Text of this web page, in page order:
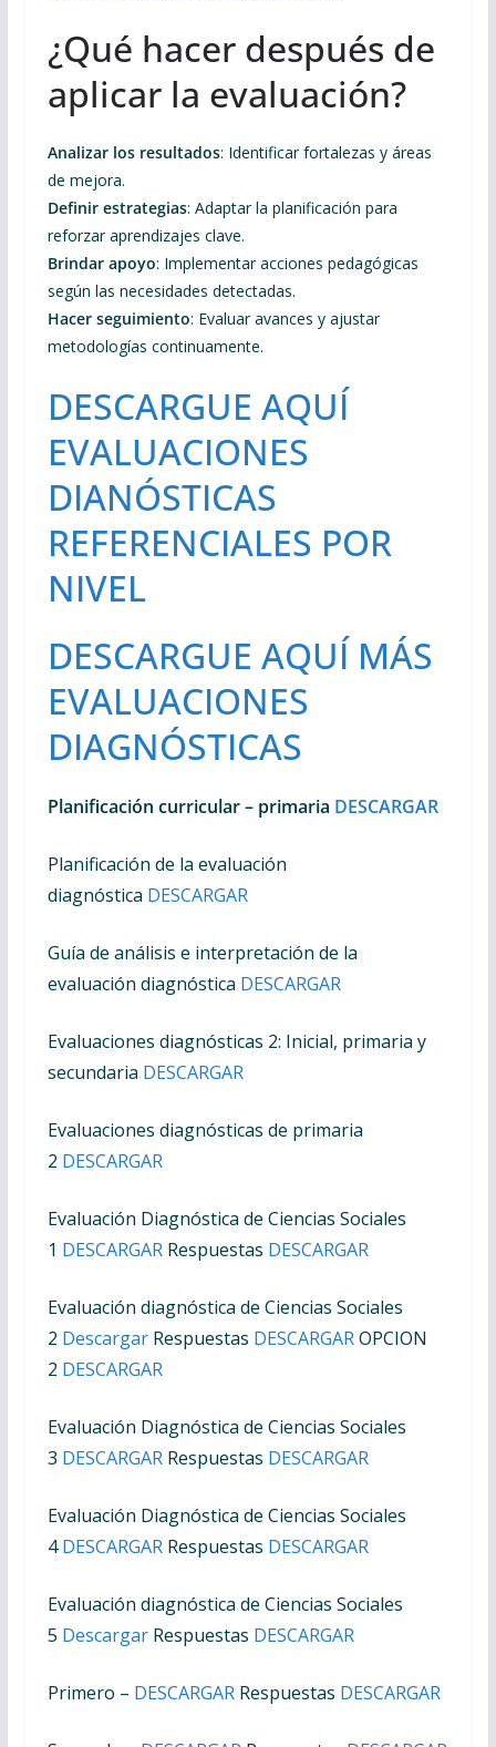
¿Qué hacer después de
aplicar la evaluación?
Analizar los resultados: Identificar fortalezas y áreas
de mejora.
Definir estrategias: Adaptar la planificación para
reforzar aprendizajes clave.
Brindar apoyo: Implementar acciones pedagógicas
según las necesidades detectadas.
Hacer seguimiento: Evaluar avances y ajustar
metodologías continuamente.
DESCARGUE AQUÍ
EVALUACIONES
DIANÓSTICAS
REFERENCIALES POR
NIVEL
DESCARGUE AQUÍ MÁS
EVALUACIONES
DIAGNÓSTICAS
Planificación curricular – primaria DESCARGAR
Planificación de la evaluación
diagnóstica DESCARGAR
Guía de análisis e interpretación de la
evaluación diagnóstica DESCARGAR
Evaluaciones diagnósticas 2: Inicial, primaria y
secundaria DESCARGAR
Evaluaciones diagnósticas de primaria
2 DESCARGAR
Evaluación Diagnóstica de Ciencias Sociales
1 DESCARGARRespuestas DESCARGAR
Evaluación diagnóstica de Ciencias Sociales
2 DescargarRespuestas DESCARGAROPCION
2 DESCARGAR
Evaluación Diagnóstica de Ciencias Sociales
3 DESCARGARRespuestas DESCARGAR
Evaluación Diagnóstica de Ciencias Sociales
4DESCARGARRespuestas DESCARGAR
Evaluación diagnóstica de Ciencias Sociales
5 DescargarRespuestas DESCARGAR
Primero – DESCARGARRespuestas DESCARGAR